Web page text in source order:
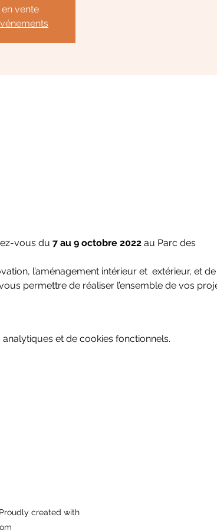
vente
vous du 7 au 9 octobre 2022 au Parc des
l’aménagement intérieur et  extérieur, et
permettre de réaliser l’ensemble de vos
et de cookies fonctionnels.
created with